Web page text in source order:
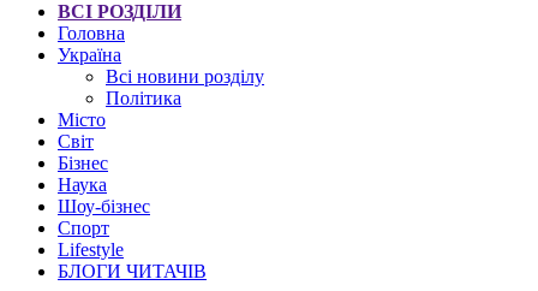
ВСІ РОЗДІЛИ
Головна
Україна
Всі новини розділу
Політика
Місто
Світ
Бізнес
Наука
Шоу-бізнес
Спорт
Lifestyle
БЛОГИ ЧИТАЧІВ